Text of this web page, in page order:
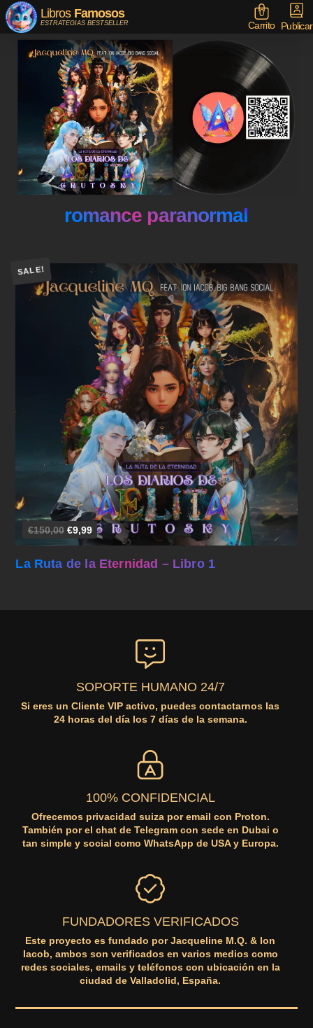
Libros Famosos
ESTRATEGIAS BESTSELLER
0
Carrito Publicar
romance paranormal
SALE!
€150,00 €9,99
Añadir al carrito
La Ruta de la Eternidad – Libro 1
SOPORTE HUMANO 24/7
Si eres un Cliente VIP activo, puedes contactarnos las
24 horas del día los 7 días de la semana.
100% CONFIDENCIAL
Ofrecemos privacidad suiza por email con Proton.
También por el chat de Telegram con sede en Dubai o
tan simple y social como WhatsApp de USA y Europa.
FUNDADORES VERIFICADOS
Este proyecto es fundado por Jacqueline M.Q. & Ion
Iacob, ambos son verificados en varios medios como
redes sociales, emails y teléfonos con ubicación en la
ciudad de Valladolid, España.